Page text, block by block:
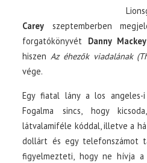
Carey szeptemberben
forgatókönyvét Danny Mackey
hiszenAz éhezők viadalának
vége.
Egy fiatal lány a los angeles-
Fogalma sincs, hogy
látvalamiféle kóddal, illetve a
dollárt és egy telefonszámot
figyelmezteti, hogy ne hívja a